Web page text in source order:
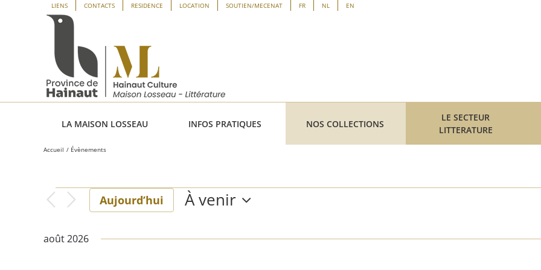
Panneau de gestion des cookies
LIENS CONTACTS RESIDENCE LOCATION SOUTIEN/MECENAT FR NL EN
LA MAISON LOSSEAU INFOS PRATIQUES NOS COLLECTIONS
LE SECTEUR
LITTERATURE
Accueil Évènements
Évènements
Aujourd’hui
À venir
une
août 2026